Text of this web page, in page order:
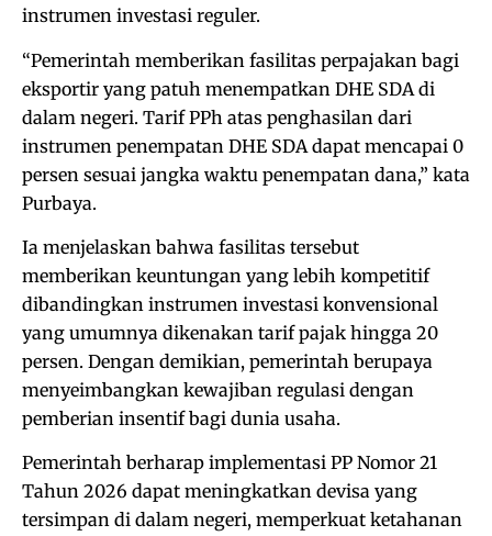
instrumen investasi reguler.
“Pemerintah memberikan fasilitas perpajakan bagi
eksportir yang patuh menempatkan DHE SDA di
dalam negeri. Tarif PPh atas penghasilan dari
instrumen penempatan DHE SDA dapat mencapai 0
persen sesuai jangka waktu penempatan dana,” kata
Purbaya.
Ia menjelaskan bahwa fasilitas tersebut
memberikan keuntungan yang lebih kompetitif
dibandingkan instrumen investasi konvensional
yang umumnya dikenakan tarif pajak hingga 20
persen. Dengan demikian, pemerintah berupaya
menyeimbangkan kewajiban regulasi dengan
pemberian insentif bagi dunia usaha.
Pemerintah berharap implementasi PP Nomor 21
Tahun 2026 dapat meningkatkan devisa yang
tersimpan di dalam negeri, memperkuat ketahanan